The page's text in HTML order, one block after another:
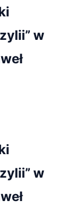
w
w